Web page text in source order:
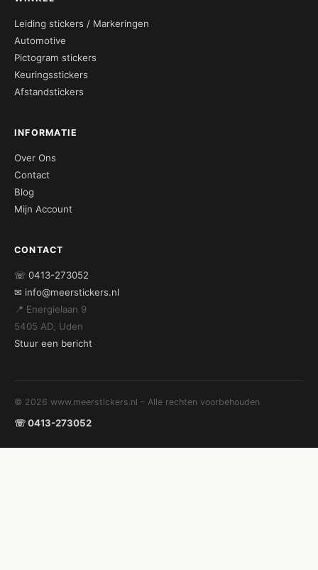
Leiding stickers / Markeringen
Automotive
Pictogram stickers
Keuringsstickers
Afstandstickers
INFORMATIE
Over Ons
Contact
Blog
Mijn Account
CONTACT
☏ 0413-273052
✉ info@meerstickers.nl
📍 Energielaan 9
5405 AD, Uden
Stuur een bericht
© 2026 www.meerstickers.nl – Alle rechten voorbehouden
☏ 0413-273052